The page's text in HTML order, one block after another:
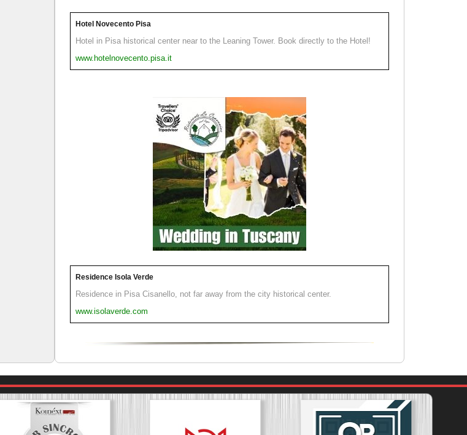
Hotel Novecento Pisa
Hotel in Pisa historical center near to the Leaning Tower. Book directly to the Hotel!
www.hotelnovecento.pisa.it
Residence Isola Verde
Residence in Pisa Cisanello, not far away from the city historical center.
www.isolaverde.com